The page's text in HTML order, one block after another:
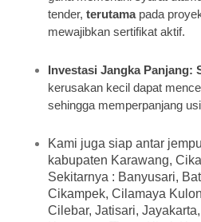
tender, terutamapada
mewajibkan sertifikat aktif.
Investasi Jangka Panjang:
kerusakan kecil dapat
sehingga memperpanjang
Kami juga siap antar
kabupaten Karawang,
Sekitarnya : Banyusari,
Cikampek, Cilamaya
Cilebar, Jatisari,